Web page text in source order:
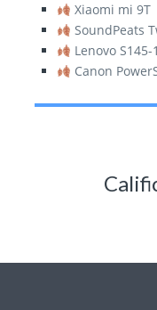
Xiaomi mi 9T
SoundPeats
Lenovo S145-
Canon